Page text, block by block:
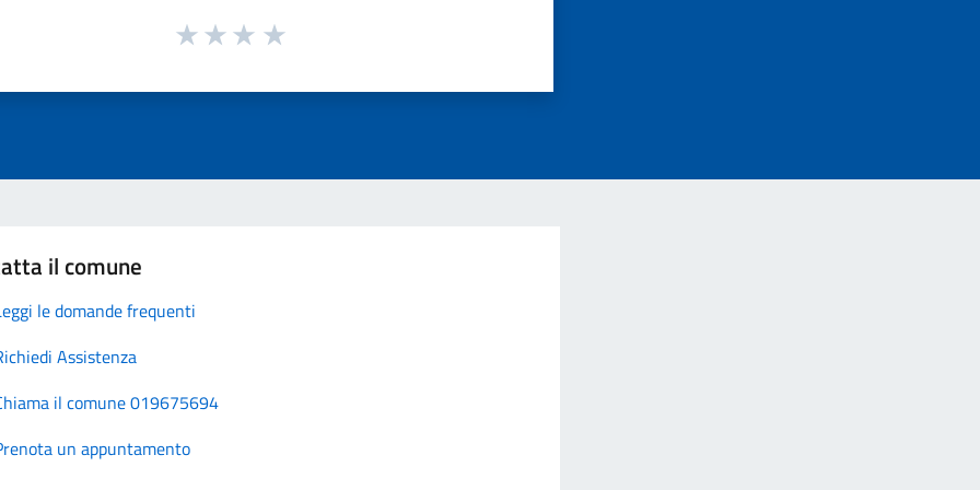
il comune
le domande frequenti
Assistenza
il comune 019675694
un appuntamento